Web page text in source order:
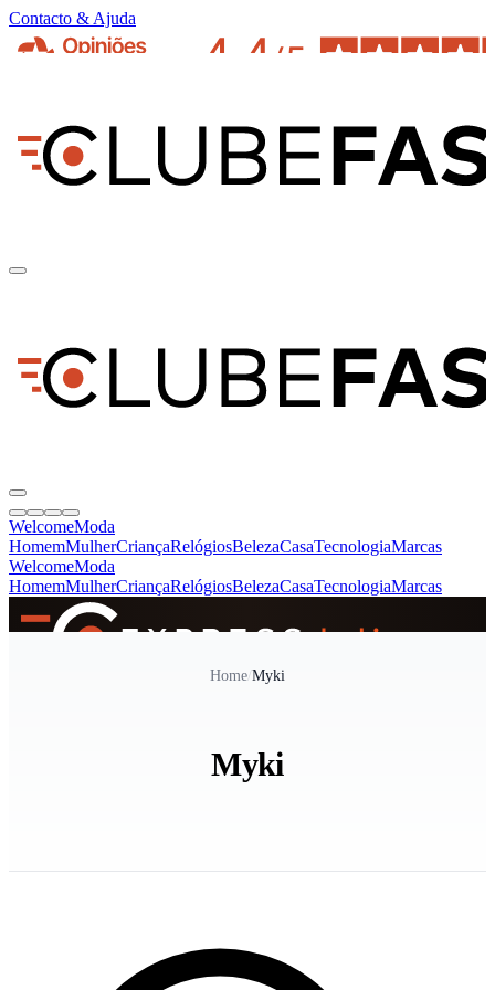
Contacto & Ajuda
WelcomeModa
HomemMulherCriançaRelógiosBelezaCasaTecnologiaMarcas
WelcomeModa
HomemMulherCriançaRelógiosBelezaCasaTecnologiaMarcas
Home/Myki
Myki